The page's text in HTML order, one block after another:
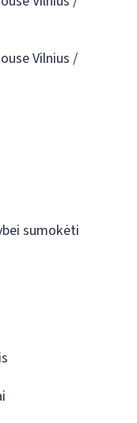
Vilnius /
sumokėti